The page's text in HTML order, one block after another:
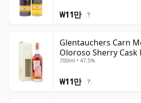
₩11만 ?
Glentauchers Carn
Oloroso Sherry Cask
700ml • 47.5%
₩11만 ?